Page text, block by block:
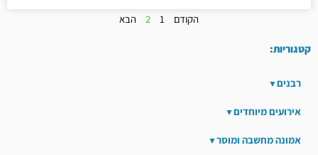
הקודם 1
2 הבא
קטגוריות:
רבנים
אירועים מיוחדים
אמונה מחשבה ומוסר